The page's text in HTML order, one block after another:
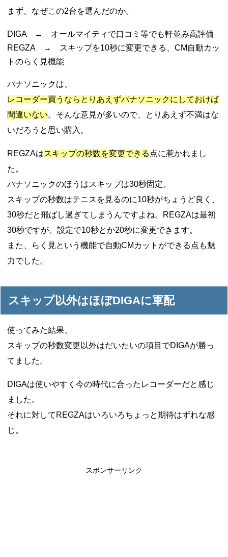
まず、なぜこの2台を選んだのか。
DIGA → オールマイティで口コミ等でも軒並み高評価
REGZA → スキップを10秒に変更できる、CM自動カッ
トのらく見機能
パナソニックは、
レコーダー買うならとりあえずパナソニックにしておけば
間違いない。そんな意見が多いので、とりあえず不満はな
いだろうと思い購入。
REGZAはスキップの秒数を変更できる 点に惹かれまし
た。
パナソニックのほうはスキップは30秒固定。
スキップの秒数はテニスを見るのに10秒がちょうど良く、
30秒だと飛ばし過ぎてしまうんですよね。REGZAは最初
30秒ですが、設定で10秒とか20秒に変更できます。
また、らく見という機能で自動CMカットができる点も魅
力でした。
スキップ以外はほぼDIGAに軍配
使ってみた結果、
スキップの秒数変更以外はだいたいの項目でDIGAが勝っ
てました。
DIGAは使いやすく今の時代に合ったレコーダーだと感じ
ました。
それに対してREGZAはいろいろちょっと期待はずれな感
じ。
スポンサーリンク